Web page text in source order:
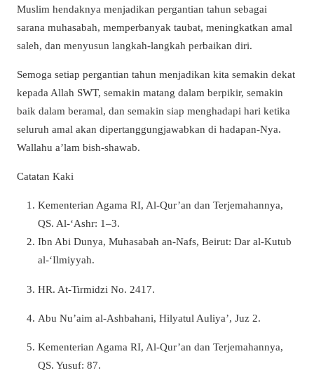
Muslim hendaknya menjadikan pergantian tahun sebagai
sarana muhasabah, memperbanyak taubat, meningkatkan amal
saleh, dan menyusun langkah-langkah perbaikan diri.
Semoga setiap pergantian tahun menjadikan kita semakin dekat
kepada Allah SWT, semakin matang dalam berpikir, semakin
baik dalam beramal, dan semakin siap menghadapi hari ketika
seluruh amal akan dipertanggungjawabkan di hadapan-Nya.
Wallahu a’lam bish-shawab.
Catatan Kaki
Kementerian Agama RI, Al-Qur’an dan Terjemahannya,
QS. Al-‘Ashr: 1–3.
Ibn Abi Dunya, Muhasabah an-Nafs, Beirut: Dar al-Kutub
al-‘Ilmiyyah.
HR. At-Tirmidzi No. 2417.
Abu Nu’aim al-Ashbahani, Hilyatul Auliya’, Juz 2.
Kementerian Agama RI, Al-Qur’an dan Terjemahannya,
QS. Yusuf: 87.